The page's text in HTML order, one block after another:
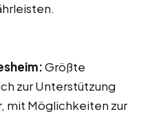
Größte
zur Unterstützung
mit Möglichkeiten zur